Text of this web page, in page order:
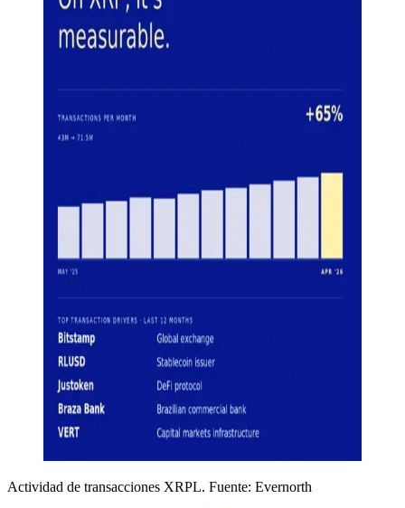
Actividad de transacciones XRPL. Fuente: Evernorth